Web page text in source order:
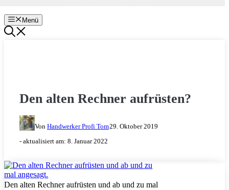
Menü
Den alten Rechner aufrüsten?
Von Handwerker Profi Tom29. Oktober 2019
- aktualisiert am: 8. Januar 2022
Den alten Rechner aufrüsten und ab und zu mal